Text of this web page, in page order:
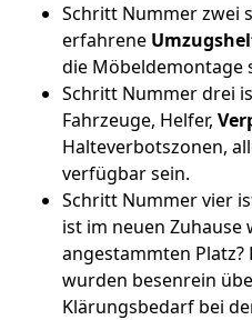
Schritt Nummer zwei
erfahrene
die Möbeldemontage
Schritt Nummer drei
Fahrzeuge, Helfer,
Halteverbotszonen,
verfügbar sein.
Schritt Nummer vier
ist im neuen Zuhause
angestammten Platz?
wurden besenrein
Klärungsbedarf bei